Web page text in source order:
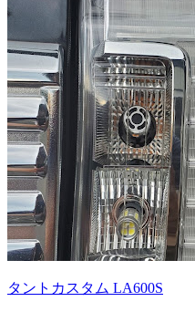
タントカスタム LA600S